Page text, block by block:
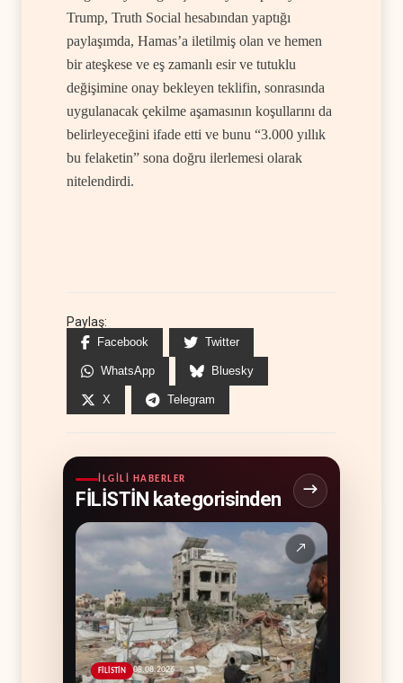
Trump, Truth Social hesabından yaptığı
paylaşımda, Hamas’a iletilmiş olan ve hemen
bir ateşkese ve eş zamanlı esir ve tutuklu
değişimine onay bekleyen teklifin, sonrasında
uygulanacak çekilme aşamasının koşullarını da
belirleyeceğini ifade etti ve bunu “3.000 yıllık
bu felaketin” sona doğru ilerlemesi olarak
nitelendirdi.
Paylaş:
Facebook Twitter
WhatsApp Bluesky
X Telegram
İLGILI HABERLER
FİLİSTİN kategorisinden
↗
FİLİSTİN 08.08.2026